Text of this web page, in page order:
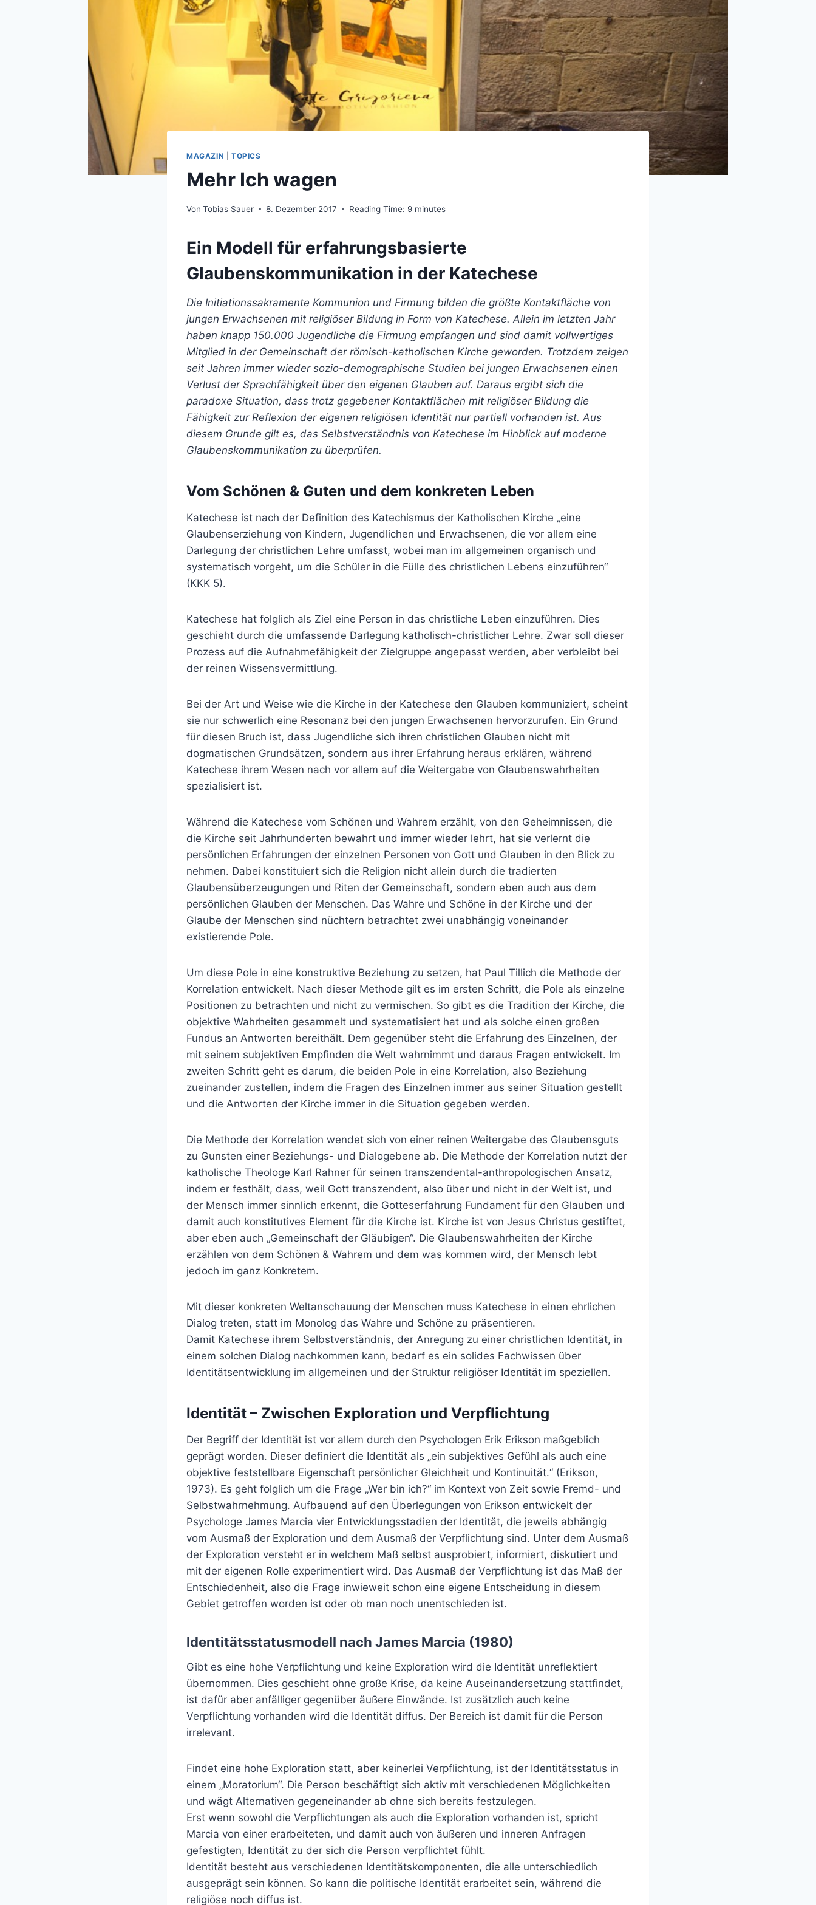
MAGAZIN TOPICS
Mehr Ich wagen
Von Tobias Sauer 8. Dezember 2017 Reading Time: 9 minutes
Ein Modell für erfahrungsbasierte
Glaubenskommunikation in der Katechese
Die Initiationssakramente Kommunion und Firmung bilden die größte Kontaktfläche von
jungen Erwachsenen mit religiöser Bildung in Form von Katechese. Allein im letzten Jahr
haben knapp 150.000 Jugendliche die Firmung empfangen und sind damit vollwertiges
Mitglied in der Gemeinschaft der römisch-katholischen Kirche geworden. Trotzdem zeigen
seit Jahren immer wieder sozio-demographische Studien bei jungen Erwachsenen einen
Verlust der Sprachfähigkeit über den eigenen Glauben auf. Daraus ergibt sich die
paradoxe Situation, dass trotz gegebener Kontaktflächen mit religiöser Bildung die
Fähigkeit zur Reflexion der eigenen religiösen Identität nur partiell vorhanden ist. Aus
diesem Grunde gilt es, das Selbstverständnis von Katechese im Hinblick auf moderne
Glaubenskommunikation zu überprüfen.
Vom Schönen & Guten und dem konkreten Leben
Katechese ist nach der Definition des Katechismus der Katholischen Kirche „eine
Glaubenserziehung von Kindern, Jugendlichen und Erwachsenen, die vor allem eine
Darlegung der christlichen Lehre umfasst, wobei man im allgemeinen organisch und
systematisch vorgeht, um die Schüler in die Fülle des christlichen Lebens einzuführen“
(KKK 5).
Katechese hat folglich als Ziel eine Person in das christliche Leben einzuführen. Dies
geschieht durch die umfassende Darlegung katholisch-christlicher Lehre. Zwar soll dieser
Prozess auf die Aufnahmefähigkeit der Zielgruppe angepasst werden, aber verbleibt bei
der reinen Wissensvermittlung.
Bei der Art und Weise wie die Kirche in der Katechese den Glauben kommuniziert, scheint
sie nur schwerlich eine Resonanz bei den jungen Erwachsenen hervorzurufen. Ein Grund
für diesen Bruch ist, dass Jugendliche sich ihren christlichen Glauben nicht mit
dogmatischen Grundsätzen, sondern aus ihrer Erfahrung heraus erklären, während
Katechese ihrem Wesen nach vor allem auf die Weitergabe von Glaubenswahrheiten
spezialisiert ist.
Während die Katechese vom Schönen und Wahrem erzählt, von den Geheimnissen, die
die Kirche seit Jahrhunderten bewahrt und immer wieder lehrt, hat sie verlernt die
persönlichen Erfahrungen der einzelnen Personen von Gott und Glauben in den Blick zu
nehmen. Dabei konstituiert sich die Religion nicht allein durch die tradierten
Glaubensüberzeugungen und Riten der Gemeinschaft, sondern eben auch aus dem
persönlichen Glauben der Menschen. Das Wahre und Schöne in der Kirche und der
Glaube der Menschen sind nüchtern betrachtet zwei unabhängig voneinander
existierende Pole.
Um diese Pole in eine konstruktive Beziehung zu setzen, hat Paul Tillich die Methode der
Korrelation entwickelt. Nach dieser Methode gilt es im ersten Schritt, die Pole als einzelne
Positionen zu betrachten und nicht zu vermischen. So gibt es die Tradition der Kirche, die
objektive Wahrheiten gesammelt und systematisiert hat und als solche einen großen
Fundus an Antworten bereithält. Dem gegenüber steht die Erfahrung des Einzelnen, der
mit seinem subjektiven Empfinden die Welt wahrnimmt und daraus Fragen entwickelt. Im
zweiten Schritt geht es darum, die beiden Pole in eine Korrelation, also Beziehung
zueinander zustellen, indem die Fragen des Einzelnen immer aus seiner Situation gestellt
und die Antworten der Kirche immer in die Situation gegeben werden.
Die Methode der Korrelation wendet sich von einer reinen Weitergabe des Glaubensguts
zu Gunsten einer Beziehungs- und Dialogebene ab. Die Methode der Korrelation nutzt der
katholische Theologe Karl Rahner für seinen transzendental-anthropologischen Ansatz,
indem er festhält, dass, weil Gott transzendent, also über und nicht in der Welt ist, und
der Mensch immer sinnlich erkennt, die Gotteserfahrung Fundament für den Glauben und
damit auch konstitutives Element für die Kirche ist. Kirche ist von Jesus Christus gestiftet,
aber eben auch „Gemeinschaft der Gläubigen“. Die Glaubenswahrheiten der Kirche
erzählen von dem Schönen & Wahrem und dem was kommen wird, der Mensch lebt
jedoch im ganz Konkretem.
Mit dieser konkreten Weltanschauung der Menschen muss Katechese in einen ehrlichen
Dialog treten, statt im Monolog das Wahre und Schöne zu präsentieren.
Damit Katechese ihrem Selbstverständnis, der Anregung zu einer christlichen Identität, in
einem solchen Dialog nachkommen kann, bedarf es ein solides Fachwissen über
Identitätsentwicklung im allgemeinen und der Struktur religiöser Identität im speziellen.
Identität – Zwischen Exploration und Verpflichtung
Der Begriff der Identität ist vor allem durch den Psychologen Erik Erikson maßgeblich
geprägt worden. Dieser definiert die Identität als „ein subjektives Gefühl als auch eine
objektive feststellbare Eigenschaft persönlicher Gleichheit und Kontinuität.“ (Erikson,
1973). Es geht folglich um die Frage „Wer bin ich?“ im Kontext von Zeit sowie Fremd- und
Selbstwahrnehmung. Aufbauend auf den Überlegungen von Erikson entwickelt der
Psychologe James Marcia vier Entwicklungsstadien der Identität, die jeweils abhängig
vom Ausmaß der Exploration und dem Ausmaß der Verpflichtung sind. Unter dem Ausmaß
der Exploration versteht er in welchem Maß selbst ausprobiert, informiert, diskutiert und
mit der eigenen Rolle experimentiert wird. Das Ausmaß der Verpflichtung ist das Maß der
Entschiedenheit, also die Frage inwieweit schon eine eigene Entscheidung in diesem
Gebiet getroffen worden ist oder ob man noch unentschieden ist.
Identitätsstatusmodell nach James Marcia (1980)
Gibt es eine hohe Verpflichtung und keine Exploration wird die Identität unreflektiert
übernommen. Dies geschieht ohne große Krise, da keine Auseinandersetzung stattfindet,
ist dafür aber anfälliger gegenüber äußere Einwände. Ist zusätzlich auch keine
Verpflichtung vorhanden wird die Identität diffus. Der Bereich ist damit für die Person
irrelevant.
Findet eine hohe Exploration statt, aber keinerlei Verpflichtung, ist der Identitätsstatus in
einem „Moratorium“. Die Person beschäftigt sich aktiv mit verschiedenen Möglichkeiten
und wägt Alternativen gegeneinander ab ohne sich bereits festzulegen.
Erst wenn sowohl die Verpflichtungen als auch die Exploration vorhanden ist, spricht
Marcia von einer erarbeiteten, und damit auch von äußeren und inneren Anfragen
gefestigten, Identität zu der sich die Person verpflichtet fühlt.
Identität besteht aus verschiedenen Identitätskomponenten, die alle unterschiedlich
ausgeprägt sein können. So kann die politische Identität erarbeitet sein, während die
religiöse noch diffus ist.